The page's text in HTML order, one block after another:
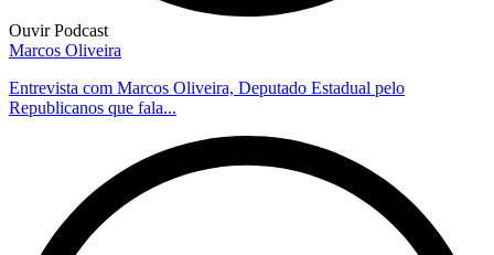
Ouvir Podcast
Marcos Oliveira
Entrevista com Marcos Oliveira, Deputado Estadual pelo
Republicanos que fala...